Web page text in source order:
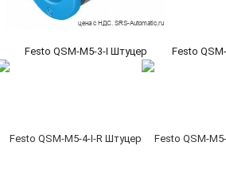
Festo QSM-M5-3-I Штуцер Festo